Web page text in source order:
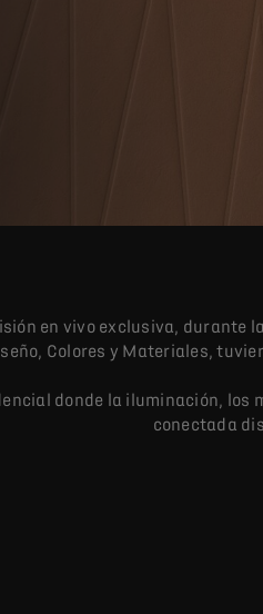
en vivo exclusiva, durante
Colores y Materiales,
donde la iluminación,
conectada